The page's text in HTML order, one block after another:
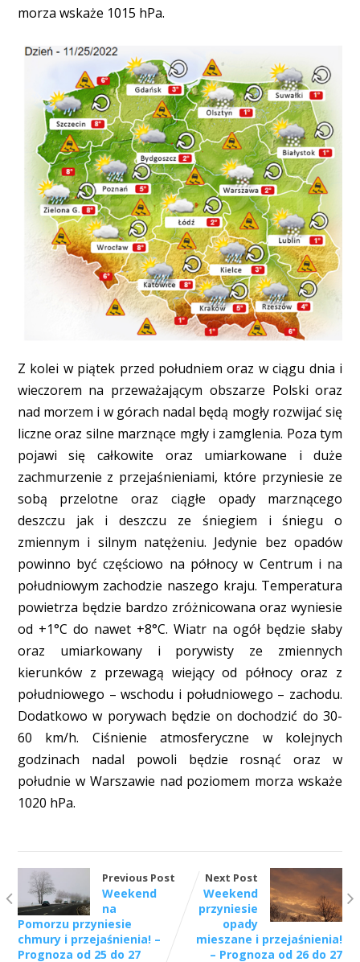
morza wskaże 1015 hPa.
Z kolei w piątek przed południem oraz w ciągu dnia i
wieczorem na przeważającym obszarze Polski oraz
nad morzem i w górach nadal będą mogły rozwijać się
liczne oraz silne marznące mgły i zamglenia. Poza tym
pojawi się całkowite oraz umiarkowane i duże
zachmurzenie z przejaśnieniami, które przyniesie ze
sobą przelotne oraz ciągłe opady marznącego
deszczu jak i deszczu ze śniegiem i śniegu o
zmiennym i silnym natężeniu. Jedynie bez opadów
powinno być częściowo na północy w Centrum i na
południowym zachodzie naszego kraju. Temperatura
powietrza będzie bardzo zróżnicowana oraz wyniesie
od +1°C do nawet +8°C. Wiatr na ogół będzie słaby
oraz umiarkowany i porywisty ze zmiennych
kierunków z przewagą wiejący od północy oraz z
południowego – wschodu i południowego – zachodu.
Dodatkowo w porywach będzie on dochodzić do 30-
60 km/h. Ciśnienie atmosferyczne w kolejnych
godzinach nadal powoli będzie rosnąć oraz w
południe w Warszawie nad poziomem morza wskaże
1020 hPa.
Previous Post
Weekend
na
Pomorzu przyniesie
chmury i przejaśnienia! –
Prognoza od 25 do 27
Next Post
Weekend
przyniesie
opady
mieszane i przejaśnienia!
– Prognoza od 26 do 27